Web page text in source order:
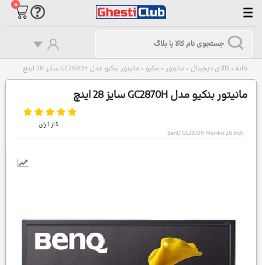
۰
خانه > کالای دیجیتال > مانیتور > بنکیو > مانیتور بنکیو مدل GC2870H سایز 28 اینچ
مانیتور بنکیو مدل GC2870H سایز 28 اینچ
5از 1رای
BenQ GC2870H Monitor 28 Inch